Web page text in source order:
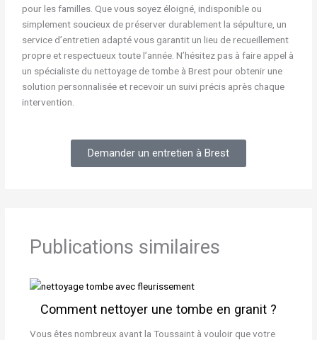
pour les familles. Que vous soyez éloigné, indisponible ou
simplement soucieux de préserver durablement la sépulture, un
service d’entretien adapté vous garantit un lieu de recueillement
propre et respectueux toute l’année. N’hésitez pas à faire appel à
un spécialiste du nettoyage de tombe à Brest pour obtenir une
solution personnalisée et recevoir un suivi précis après chaque
intervention.
Demander un entretien à Brest
Publications similaires
Comment nettoyer une tombe en granit ?
Vous êtes nombreux avant la Toussaint à vouloir que votre